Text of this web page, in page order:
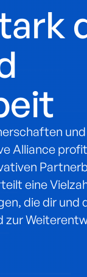
Alliance
eine
die dir und